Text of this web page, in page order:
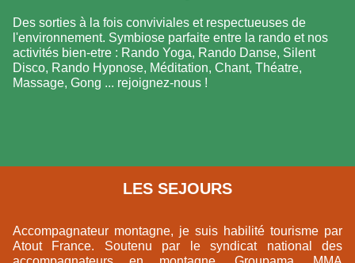
Des sorties à la fois conviviales et respectueuses de
l'environnement. Symbiose parfaite entre la rando et nos
activités bien-etre : Rando Yoga, Rando Danse, Silent
Disco, Rando Hypnose, Méditation, Chant, Théatre,
Massage, Gong ... rejoignez-nous !
LES SEJOURS
Accompagnateur montagne, je suis habilité tourisme par
Atout France. Soutenu par le syndicat national des